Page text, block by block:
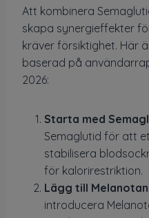
Att kombinera
skapa synergieffekter
kräver försiktighet. Här
baserad på
2026:
Starta med
Semaglutid för att
stabilisera
för kalorirestriktion.
Lägg till
introducera